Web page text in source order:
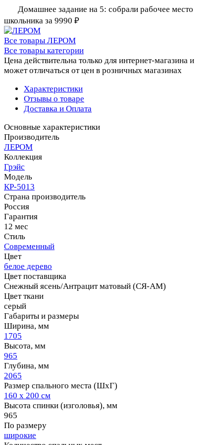
Домашнее задание на 5: собрали рабочее место
школьника за 9990 ₽
Все товары ЛЕРОМ
Все товары категории
Цена действительна только для интернет-магазина и
может отличаться от цен в розничных магазинах
Характеристики
Отзывы о товаре
Доставка и Оплата
Основные характеристики
Производитель
ЛЕРОМ
Коллекция
Грэйс
Модель
КР-5013
Страна производитель
Россия
Гарантия
12 мес
Стиль
Современный
Цвет
белое дерево
Цвет поставщика
Снежный ясень/Антрацит матовый (СЯ-АМ)
Цвет ткани
серый
Габариты и размеры
Ширина, мм
1705
Высота, мм
965
Глубина, мм
2065
Размер спального места (ШхГ)
160 х 200 см
Высота спинки (изголовья), мм
965
По размеру
широкие